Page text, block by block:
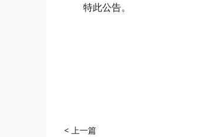
特此公告。
< 上一篇